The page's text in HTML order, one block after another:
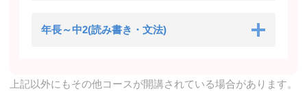
年長～中2(読み書き・文法)
上記以外にもその他コースが開講されている場合があります。